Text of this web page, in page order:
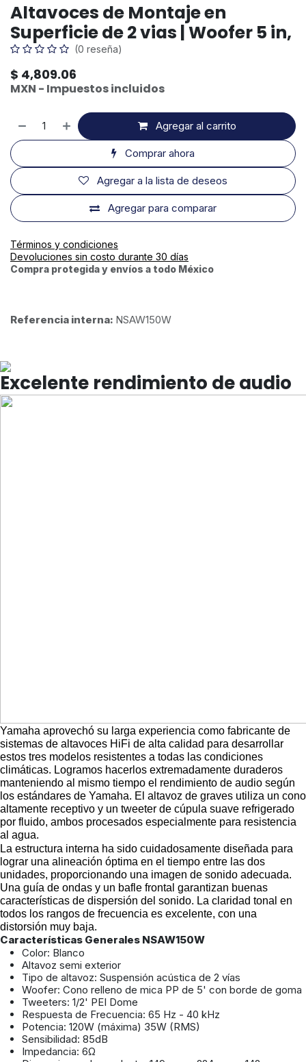
Altavoces de Montaje en
Superficie de 2 vias | Woofer 5 in,
(0 reseña)
$ 4,809.06
MXN - Impuestos incluidos
Agregar al carrito
Comprar ahora
Agregar para comparar
Agregar a la lista de deseos
Términos y condiciones
Devoluciones sin costo durante 30 días
Compra protegida y envíos a todo México
Referencia interna: NSAW150W
Excelente rendimiento de audio
Yamaha aprovechó su larga experiencia como fabricante de
sistemas de altavoces HiFi de alta calidad para desarrollar
estos tres modelos resistentes a todas las condiciones
climáticas. Logramos hacerlos extremadamente duraderos
manteniendo al mismo tiempo el rendimiento de audio según
los estándares de Yamaha. El altavoz de graves utiliza un cono
altamente receptivo y un tweeter de cúpula suave refrigerado
por fluido, ambos procesados especialmente para resistencia
al agua.
La estructura interna ha sido cuidadosamente diseñada para
lograr una alineación óptima en el tiempo entre las dos
unidades, proporcionando una imagen de sonido adecuada.
Una guía de ondas y un bafle frontal garantizan buenas
características de dispersión del sonido. La claridad tonal en
todos los rangos de frecuencia es excelente, con una
distorsión muy baja.
Características Generales NSAW150W
Color: Blanco
Altavoz semi exterior
Tipo de altavoz: Suspensión acústica de 2 vías
Woofer: Cono relleno de mica PP de 5' con borde de goma
Tweeters: 1/2' PEI Dome
Respuesta de Frecuencia: 65 Hz - 40 kHz
Potencia: 120W (máxima) 35W (RMS)
Sensibilidad: 85dB
Impedancia: 6Ω